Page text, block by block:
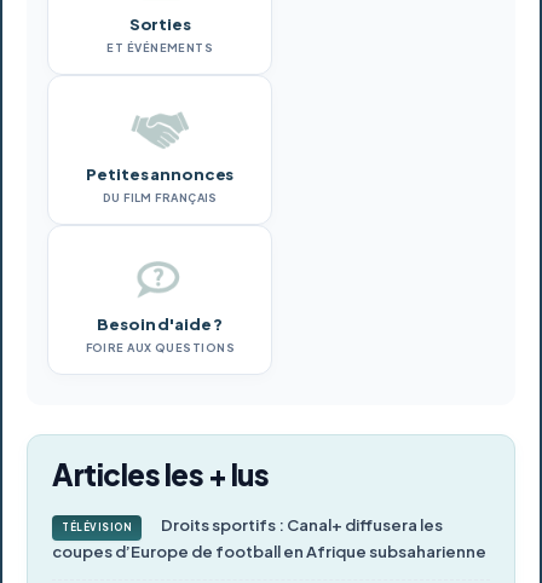
Sorties
ET ÉVÉNEMENTS
Petites annonces
DU FILM FRANÇAIS
Besoin d'aide ?
FOIRE AUX QUESTIONS
Articles les + lus
TÉLÉVISION
Droits sportifs : Canal+ diffusera les
coupes d’Europe de football en Afrique subsaharienne